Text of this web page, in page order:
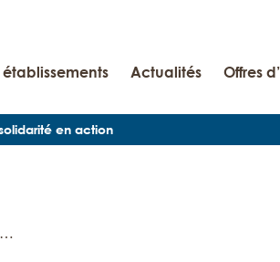
établissements Actualités
Offres
en action